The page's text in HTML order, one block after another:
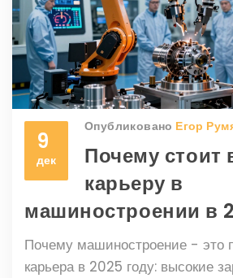
9
дек
Опубликовано Егор
Почему стоит
карьеру в
машиностроении в
Почему машиностроение - это
карьера в 2025 году: высокие